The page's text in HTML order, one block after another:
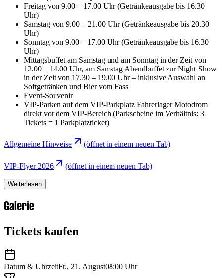
Freitag von 9.00 – 17.00 Uhr (Getränkeausgabe bis 16.30
Uhr)
Samstag von 9.00 – 21.00 Uhr (Getränkeausgabe bis 20.30
Uhr)
Sonntag von 9.00 – 17.00 Uhr (Getränkeausgabe bis 16.30
Uhr)
Mittagsbuffet am Samstag und am Sonntag in der Zeit von
12.00 – 14.00 Uhr, am Samstag Abendbuffet zur Night-Show
in der Zeit von 17.30 – 19.00 Uhr – inklusive Auswahl an
Softgetränken und Bier vom Fass
Event-Souvenir
VIP-Parken auf dem VIP-Parkplatz Fahrerlager Motodrom
direkt vor dem VIP-Bereich (Parkscheine im Verhältnis: 3
Tickets = 1 Parkplatzticket)
Allgemeine Hinweise (öffnet in einem neuen Tab)
VIP-Flyer 2026 (öffnet in einem neuen Tab)
Weiterlesen
Galerie
Tickets kaufen
Datum & UhrzeitFr., 21. August08:00 Uhr